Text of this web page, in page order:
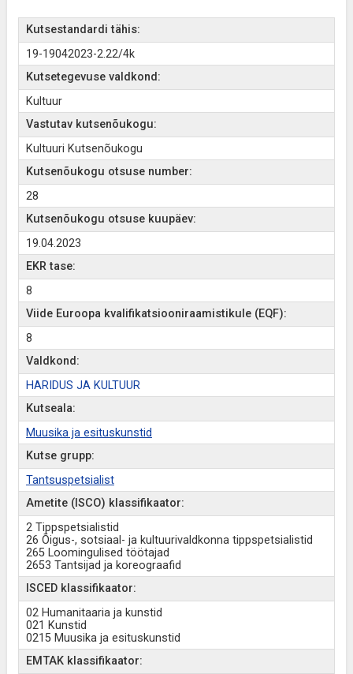
Kutsestandardi tähis:
19-19042023-2.22/4k
Kutsetegevuse valdkond:
Kultuur
Vastutav kutsenõukogu:
Kultuuri Kutsenõukogu
Kutsenõukogu otsuse number:
28
Kutsenõukogu otsuse kuupäev:
19.04.2023
EKR tase:
8
Viide Euroopa kvalifikatsiooniraamistikule (EQF):
8
Valdkond:
HARIDUS JA KULTUUR
Kutseala:
Muusika ja esituskunstid
Kutse grupp:
Tantsuspetsialist
Ametite (ISCO) klassifikaator:
2 Tippspetsialistid
26 Õigus-, sotsiaal- ja kultuurivaldkonna tippspetsialistid
265 Loomingulised töötajad
2653 Tantsijad ja koreograafid
ISCED klassifikaator:
02 Humanitaaria ja kunstid
021 Kunstid
0215 Muusika ja esituskunstid
EMTAK klassifikaator: